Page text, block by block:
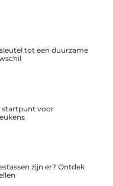
tot een duurzame
startpunt voor
zijn er? Ontdek